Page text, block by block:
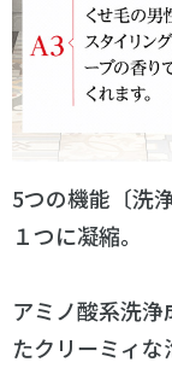
5つの機能〔洗
１つに凝縮。
アミノ酸系洗
たクリーミィ